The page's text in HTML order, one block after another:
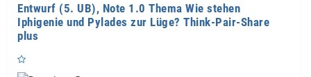
Entwurf (5. UB), Note 1.0 Thema Wie stehen
Iphigenie und Pylades zur Lüge? Think-Pair-Share
plus